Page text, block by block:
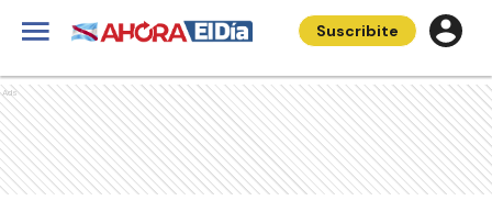
Suscribite
Ads